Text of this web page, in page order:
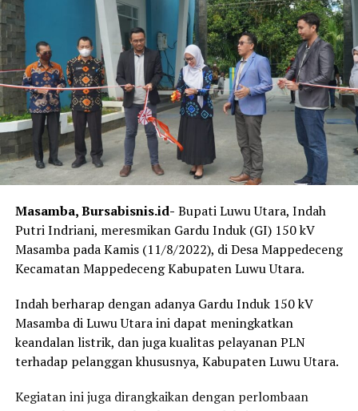
Masamba, Bursabisnis.id- Bupati Luwu Utara, Indah
Putri Indriani, meresmikan Gardu Induk (GI) 150 kV
Masamba pada Kamis (11/8/2022), di Desa Mappedeceng
Kecamatan Mappedeceng Kabupaten Luwu Utara.
Indah berharap dengan adanya Gardu Induk 150 kV
Masamba di Luwu Utara ini dapat meningkatkan
keandalan listrik, dan juga kualitas pelayanan PLN
terhadap pelanggan khususnya, Kabupaten Luwu Utara.
Kegiatan ini juga dirangkaikan dengan perlombaan